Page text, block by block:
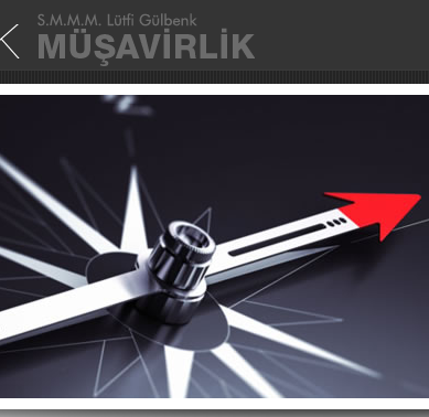
Ana Sayfa Kurumsal